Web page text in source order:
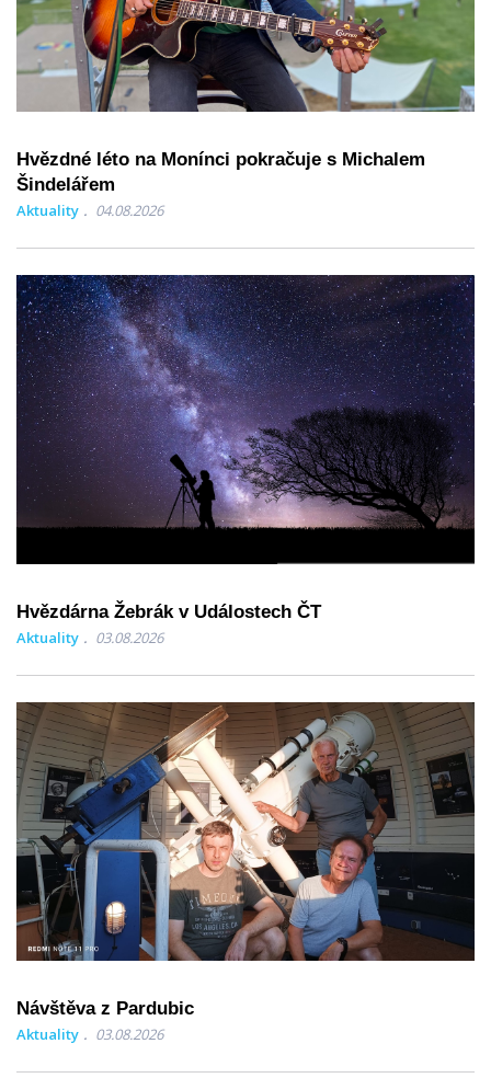
Hvězdné léto na Monínci pokračuje s Michalem
Šindelářem
Aktuality 04.08.2026
Hvězdárna Žebrák v Událostech ČT
Aktuality 03.08.2026
Návštěva z Pardubic
Aktuality 03.08.2026